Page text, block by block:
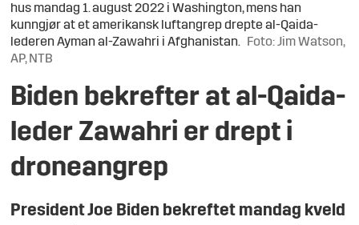
hus mandag 1. august 2022 i Washington, mens han
kunngjør at et amerikansk luftangrep drepte al-Qaida-
lederen Ayman al-Zawahri i Afghanistan.
Foto: Jim Watson,
AP, NTB
Biden bekrefter at al-Qaida-
leder Zawahri er drept i
droneangrep
President Joe Biden bekreftet mandag kveld